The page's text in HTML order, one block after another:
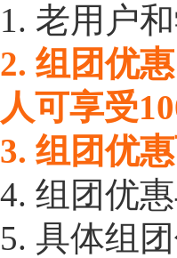
1. 老用户
2. 组团优
人可享受
3. 组团优
4. 组团优
5. 具体组